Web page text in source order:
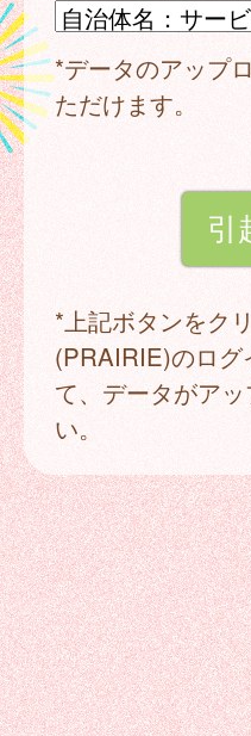
*データのアップ
ただけます。
*上記ボタンをク
(PRAIRIE)のログ
て、データがア
い。